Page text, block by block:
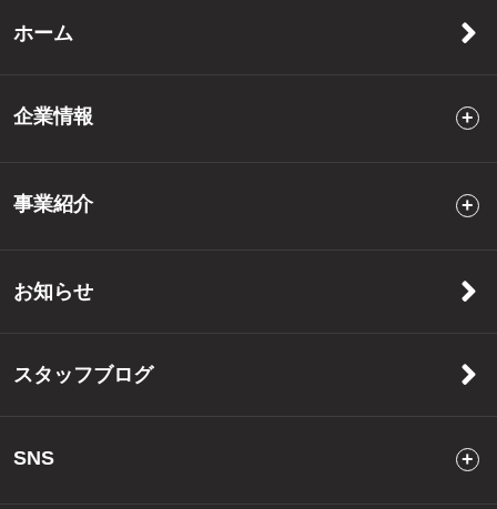
ホーム
企業情報
事業紹介
お知らせ
スタッフブログ
SNS